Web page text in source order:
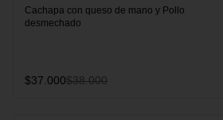
Cachapa con queso de mano y Pollo
desmechado
$37.000$38.000